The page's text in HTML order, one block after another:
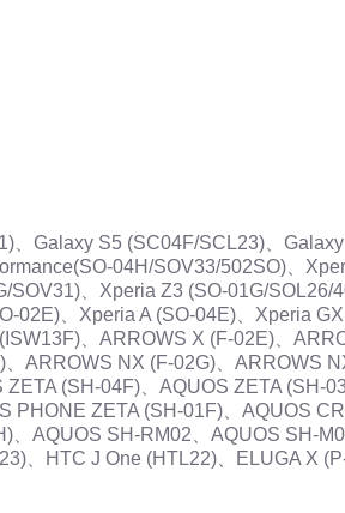
、Galaxy S5 (SC04F/SCL23)、
04H/SOV33/502SO)、
、Xperia Z3 (SO-01G/SOL26/
、Xperia A (SO-04E)、Xperia GX
、ARROWS X (F-02E)、
ARROWS NX (F-02G)、ARROWS
(SH-04F)、AQUOS ZETA (SH-
PHONE ZETA (SH-01F)、AQUOS
AQUOS SH-RM02、AQUOS SH-
、HTC J One (HTL22)、ELUGA X